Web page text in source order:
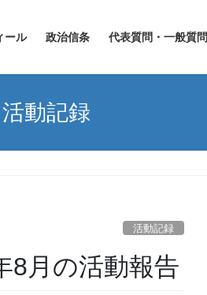
ール 政治信条 代表質問・一般質問
活動記録
活動記録
8月の活動報告